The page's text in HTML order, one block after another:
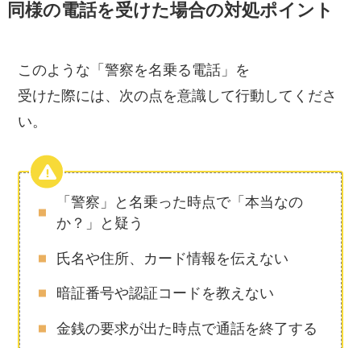
同様の電話を受けた場合の対処ポイント
このような「警察を名乗る電話」を
受けた際には、次の点を意識して行動してくださ
い。
「警察」と名乗った時点で「本当なの
か？」と疑う
氏名や住所、カード情報を伝えない
暗証番号や認証コードを教えない
金銭の要求が出た時点で通話を終了する